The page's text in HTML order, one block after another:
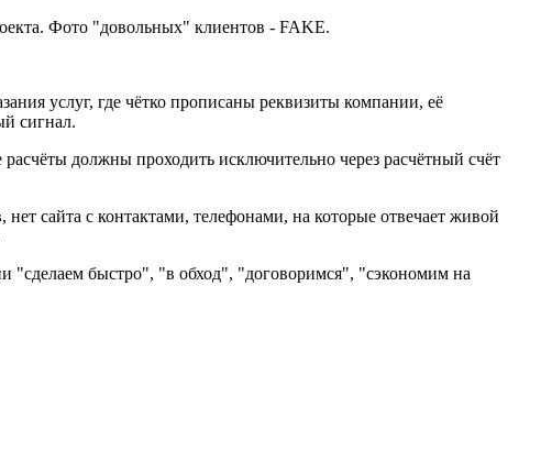
Фото "довольных" клиентов - FAKE.
услуг, где чётко прописаны реквизиты компании, её
сигнал.
должны проходить исключительно через расчётный счёт
сайта с контактами, телефонами, на которые отвечает живой
"сделаем быстро", "в обход", "договоримся", "сэкономим на